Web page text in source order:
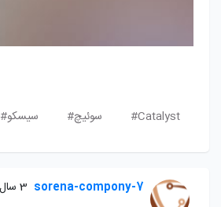
Catalyst# سوئیچ# سیسکو#
sorena-compony-7 3 سال پیش